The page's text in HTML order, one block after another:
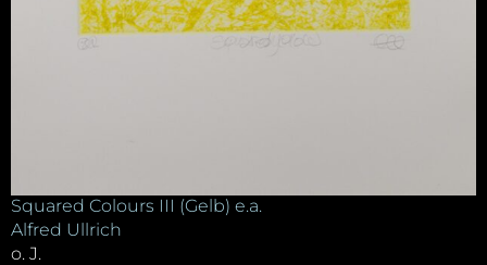
Squared Colours III (Gelb) e.a.
Alfred Ullrich
o. J.